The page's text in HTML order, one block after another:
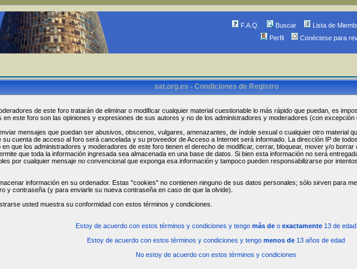
F.A.Q. Buscar Lista de
Perfil
Conéctese para
sat.org.es - Condiciones de Registro
de este foro tratarán de eliminar o modificar cualquier material cuestionable lo más rápido que puedan, es
en este foro son las opiniones y expresiones de sus autores y no de los administradores y moderadores (con excepción
mensajes que puedan ser abusivos, obscenos, vulgares, amenazantes, de índole sexual o cualquier otro material
su cuenta de acceso al foro será cancelada y su proveedor de Acceso a Internet será informado. La dirección IP de
que los administradores y moderadores de este foro tienen el derecho de modificar, cerrar, bloquear, mover y/o
que toda la información ingresada sea almacenada en una base de datos. Si bien esta información no será
por cualquier mensaje no convencional que exponga esa información y tampoco pueden responsabilizarse por
información en su ordenador. Estas "cookies" no contienen ninguno de sus datos personales; sólo sirven para
y contraseña (y para enviarle su nueva contraseña en caso de que la olvide).
usted muestra su conformidad con estos términos y condiciones.
Estoy de acuerdo con estos términos y condiciones y tengo más de o exactamente 13 de edad
Estoy de acuerdo con estos términos y condiciones y tengo menos de 13 años de edad
No estoy de acuerdo con estos términos y condiciones